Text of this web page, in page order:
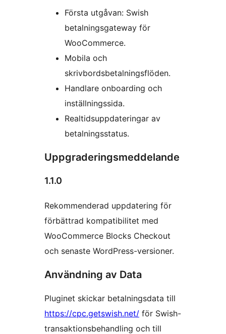
Första utgåvan: Swish
betalningsgateway för
WooCommerce.
Mobila och
skrivbordsbetalningsflöden.
Handlare onboarding och
inställningssida.
Realtidsuppdateringar av
betalningsstatus.
Uppgraderingsmeddelande
1.1.0
Rekommenderad uppdatering för
förbättrad kompatibilitet med
WooCommerce Blocks Checkout
och senaste WordPress-versioner.
Användning av Data
Pluginet skickar betalningsdata till
https://cpc.getswish.net/ för Swish-
transaktionsbehandling och till